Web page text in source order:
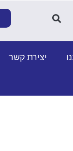
יצירת קשר